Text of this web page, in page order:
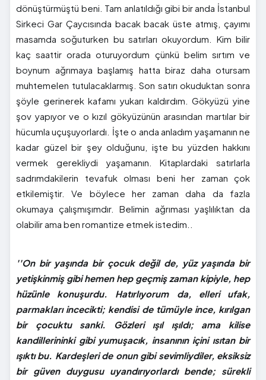
dönüştürmüştü beni. Tam anlatıldığı gibi bir anda İstanbul
Sirkeci Gar Çaycısında bacak bacak üste atmış, çayımı
masamda soğuturken bu satırları okuyordum. Kim bilir
kaç saattir orada oturuyordum çünkü belim sırtım ve
boynum ağrımaya başlamış hatta biraz daha otursam
muhtemelen tutulacaklarmış. Son satırı okuduktan sonra
şöyle gerinerek kafamı yukarı kaldırdım. Gökyüzü yine
şov yapıyor ve o kızıl gökyüzünün arasından martılar bir
hücumla uçuşuyorlardı. İşte o anda anladım yaşamanın ne
kadar güzel bir şey olduğunu, işte bu yüzden hakkını
vermek gerekliydi yaşamanın. Kitaplardaki satırlarla
sadrımdakilerin tevafuk olması beni her zaman çok
etkilemiştir. Ve böylece her zaman daha da fazla
okumaya çalışmışımdır. Belimin ağrıması yaşlılıktan da
olabilir ama ben romantize etmek istedim..
''On bir yaşında bir çocuk değil de, yüz yaşında bir
yetişkinmiş gibi hemen hep geçmiş zaman kipiyle, hep
hüzünle konuşurdu. Hatırlıyorum da, elleri ufak,
parmakları incecikti; kendisi de tümüyle ince, kırılgan
bir çocuktu sanki. Gözleri ışıl ışıldı; ama kilise
kandillerininki gibi yumuşacık, insanının içini ısıtan bir
ışıktı bu. Kardeşleri de onun gibi sevimliydiler, eksiksiz
bir güven duygusu uyandırıyorlardı bende; sürekli